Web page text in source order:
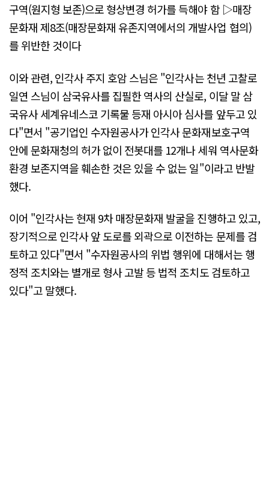
구역(원지형 보존)으로 형상변경 허가를 득해야 함 ▷매장
문화재 제8조(매장문화재 유존지역에서의 개발사업 협의)
를 위반한 것이다
이와 관련, 인각사 주지 호암 스님은 "인각사는 천년 고찰로
일연 스님이 삼국유사를 집필한 역사의 산실로, 이달 말 삼
국유사 세계유네스코 기록물 등재 아시아 심사를 앞두고 있
다"면서 "공기업인 수자원공사가 인각사 문화재보호구역
안에 문화재청의 허가 없이 전봇대를 12개나 세워 역사문화
환경 보존지역을 훼손한 것은 있을 수 없는 일"이라고 반발
했다.
이어 "인각사는 현재 9차 매장문화재 발굴을 진행하고 있고,
장기적으로 인각사 앞 도로를 외곽으로 이전하는 문제를 검
토하고 있다"면서 "수자원공사의 위법 행위에 대해서는 행
정적 조치와는 별개로 형사 고발 등 법적 조치도 검토하고
있다"고 말했다.